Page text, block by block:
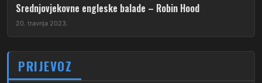
Srednjovjekovne engleske balade – Robin Hood
20. travnja 2023.
PRIJEVOZ